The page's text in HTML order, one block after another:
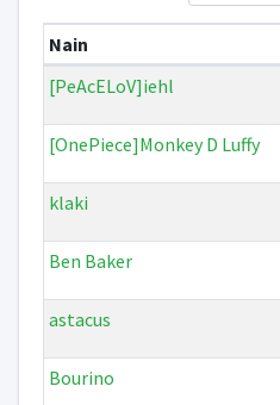
Nain
[PeAcELoV]iehl
[OnePiece]Monkey D Luffy
klaki
Ben Baker
astacus
Bourino